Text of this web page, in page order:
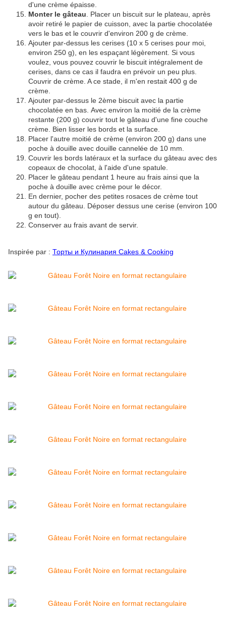
d'une crème épaisse.
Monter le gâteau . Placer un biscuit sur le plateau, après
avoir retiré le papier de cuisson, avec la partie chocolatée
vers le bas et le couvrir d'environ 200 g de crème.
Ajouter par-dessus les cerises (10 x 5 cerises pour moi,
environ 250 g), en les espaçant légèrement. Si vous
voulez, vous pouvez couvrir le biscuit intégralement de
cerises, dans ce cas il faudra en prévoir un peu plus.
Couvrir de crème. A ce stade, il m'en restait 400 g de
crème.
Ajouter par-dessus le 2ème biscuit avec la partie
chocolatée en bas. Avec environ la moitié de la crème
restante (200 g) couvrir tout le gâteau d'une fine couche
crème. Bien lisser les bords et la surface.
Placer l'autre moitié de crème (environ 200 g) dans une
poche à douille avec douille cannelée de 10 mm.
Couvrir les bords latéraux et la surface du gâteau avec des
copeaux de chocolat, à l'aide d'une spatule.
Placer le gâteau pendant 1 heure au frais ainsi que la
poche à douille avec crème pour le décor.
En dernier, pocher des petites rosaces de crème tout
autour du gâteau. Déposer dessus une cerise (environ 100
g en tout).
Conserver au frais avant de servir.
Inspirée par : Торты и Кулинария Cakes & Cooking